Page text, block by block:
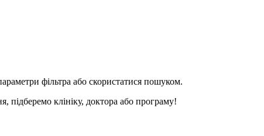
фільтра або скористатися пошуком.
підберемо клініку, доктора або програму!